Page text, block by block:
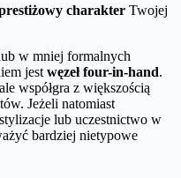
charakter Twojej
w mniej formalnych
jest węzeł four-in-hand.
współgra z większością
Jeżeli natomiast
lub uczestnictwo w
bardziej nietypowe